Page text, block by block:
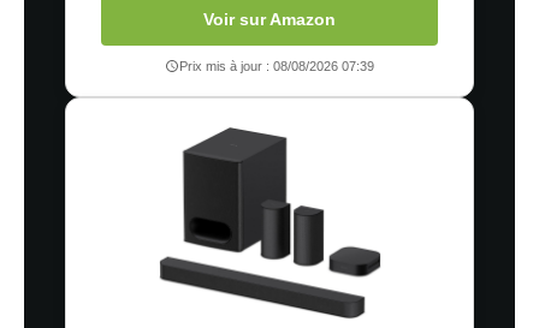
Voir sur Amazon
Prix mis à jour : 08/08/2026 07:39